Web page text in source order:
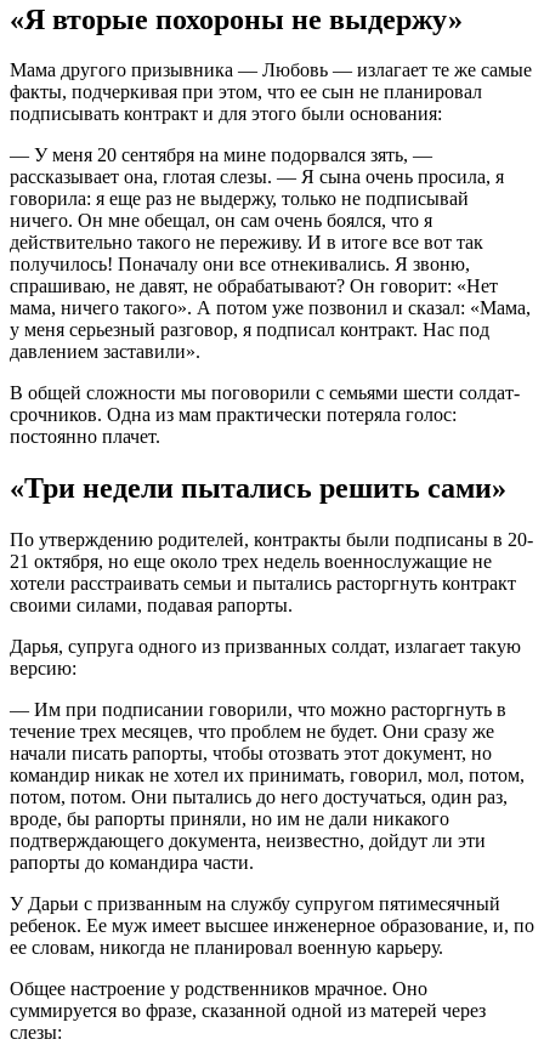
«Я вторые похороны не выдержу»
Мама другого призывника — Любовь — излагает те же самые
факты, подчеркивая при этом, что ее сын не планировал
подписывать контракт и для этого были основания:
— У меня 20 сентября на мине подорвался зять, —
рассказывает она, глотая слезы. — Я сына очень просила, я
говорила: я еще раз не выдержу, только не подписывай
ничего. Он мне обещал, он сам очень боялся, что я
действительно такого не переживу. И в итоге все вот так
получилось! Поначалу они все отнекивались. Я звоню,
спрашиваю, не давят, не обрабатывают? Он говорит: «Нет
мама, ничего такого». А потом уже позвонил и сказал: «Мама,
у меня серьезный разговор, я подписал контракт. Нас под
давлением заставили».
В общей сложности мы поговорили с семьями шести солдат-
срочников. Одна из мам практически потеряла голос:
постоянно плачет.
«Три недели пытались решить сами»
По утверждению родителей, контракты были подписаны в 20-
21 октября, но еще около трех недель военнослужащие не
хотели расстраивать семьи и пытались расторгнуть контракт
своими силами, подавая рапорты.
Дарья, супруга одного из призванных солдат, излагает такую
версию:
— Им при подписании говорили, что можно расторгнуть в
течение трех месяцев, что проблем не будет. Они сразу же
начали писать рапорты, чтобы отозвать этот документ, но
командир никак не хотел их принимать, говорил, мол, потом,
потом, потом. Они пытались до него достучаться, один раз,
вроде, бы рапорты приняли, но им не дали никакого
подтверждающего документа, неизвестно, дойдут ли эти
рапорты до командира части.
У Дарьи с призванным на службу супругом пятимесячный
ребенок. Ее муж имеет высшее инженерное образование, и, по
ее словам, никогда не планировал военную карьеру.
Общее настроение у родственников мрачное. Оно
суммируется во фразе, сказанной одной из матерей через
слезы: